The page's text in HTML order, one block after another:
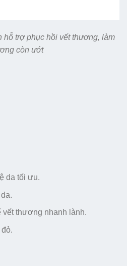
trợ phục hồi vết thương, làm
còn ướt
da tối ưu.
vết thương nhanh lành.